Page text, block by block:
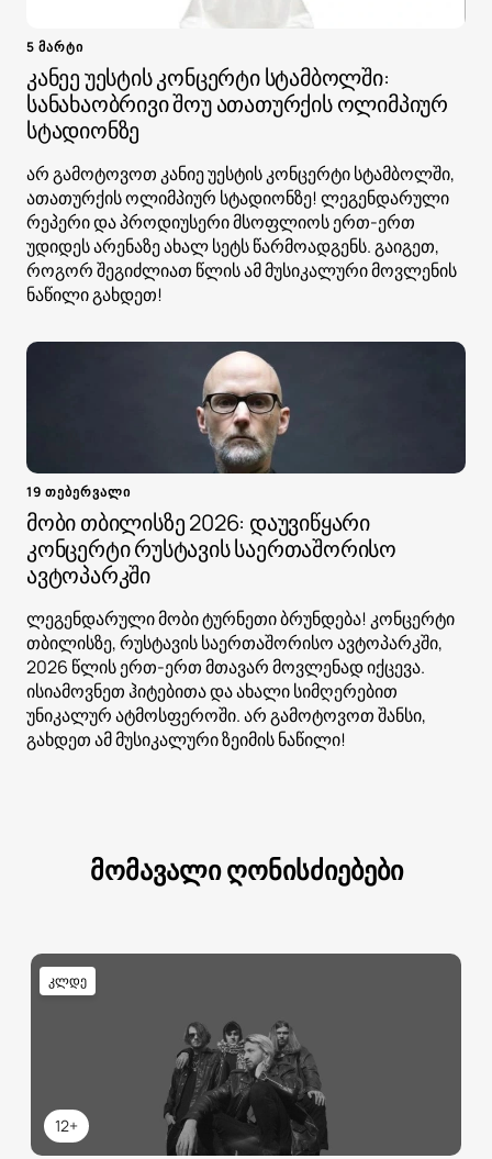
5 მარტი
კანეე უესტის კონცერტი სტამბოლში:
სანახაობრივი შოუ ათათურქის ოლიმპიურ
სტადიონზე
არ გამოტოვოთ კანიე უესტის კონცერტი სტამბოლში,
ათათურქის ოლიმპიურ სტადიონზე! ლეგენდარული
რეპერი და პროდიუსერი მსოფლიოს ერთ-ერთ
უდიდეს არენაზე ახალ სეტს წარმოადგენს. გაიგეთ,
როგორ შეგიძლიათ წლის ამ მუსიკალური მოვლენის
ნაწილი გახდეთ!
19 თებერვალი
მობი თბილისზე 2026: დაუვიწყარი
კონცერტი რუსტავის საერთაშორისო
ავტოპარკში
ლეგენდარული მობი ტურნეთი ბრუნდება! კონცერტი
თბილისზე, რუსტავის საერთაშორისო ავტოპარკში,
2026 წლის ერთ-ერთ მთავარ მოვლენად იქცევა.
ისიამოვნეთ ჰიტებითა და ახალი სიმღერებით
უნიკალურ ატმოსფეროში. არ გამოტოვოთ შანსი,
გახდეთ ამ მუსიკალური ზეიმის ნაწილი!
მომავალი ღონისძიებები
12+
კლდე